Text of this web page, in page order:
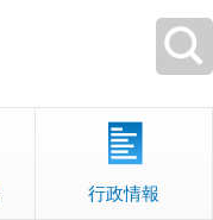
行政情報